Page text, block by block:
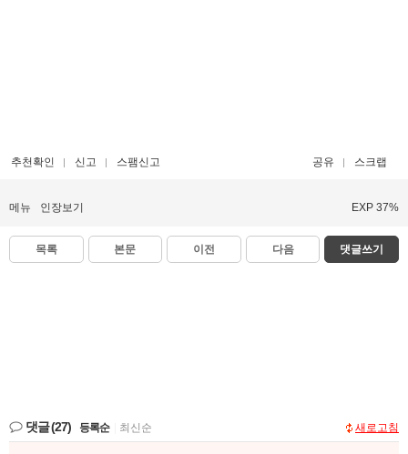
추천확인 신고 스팸신고 공유 스크랩
메뉴 인장보기 EXP 37%
목록 본문 이전 다음 댓글쓰기
댓글(27) 등록순 최신순 새로고침